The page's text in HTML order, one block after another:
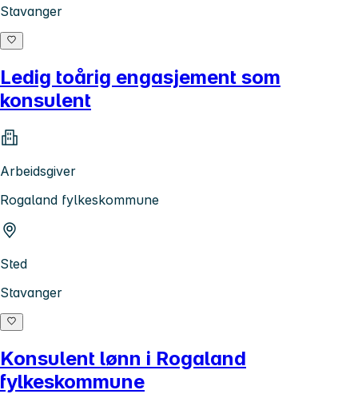
Stavanger
Ledig toårig engasjement som
konsulent
Arbeidsgiver
Rogaland fylkeskommune
Sted
Stavanger
Konsulent lønn i Rogaland
fylkeskommune